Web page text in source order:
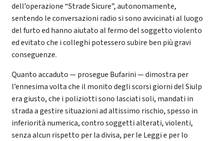
dell’operazione “Strade Sicure”, autonomamente,
sentendo le conversazioni radio si sono avvicinati al luogo
del furto ed hanno aiutato al fermo del soggetto violento
ed evitato che i colleghi potessero subire ben più gravi
conseguenze.
Quanto accaduto — prosegue Bufarini — dimostra per
l’ennesima volta che il monito degli scorsi giorni del Siulp
era giusto, che i poliziotti sono lasciati soli, mandati in
strada a gestire situazioni ad altissimo rischio, spesso in
inferiorità numerica, contro soggetti alterati, violenti,
senza alcun rispetto per la divisa, per le Leggi e per lo